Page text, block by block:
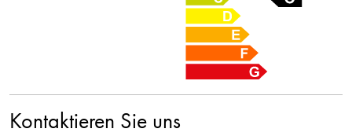
Kontaktieren Sie uns